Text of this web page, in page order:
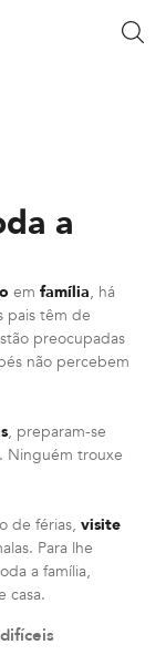
a
em família, há
pais têm de
preocupadas
não percebem
, preparam-se
Ninguém trouxe
de férias, visite
Para lhe
a família,
casa.